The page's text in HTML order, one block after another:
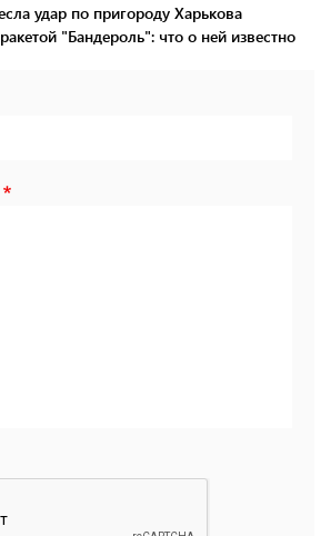
удар по пригороду Харькова
"Бандероль": что о ней известно